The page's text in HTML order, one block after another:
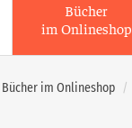
Bücher
im Onlineshop
Bücher im Onlineshop